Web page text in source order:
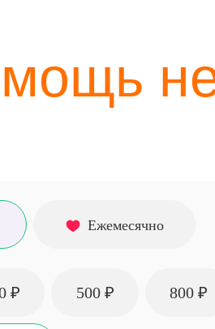
Ежемесячно
₽ 500 ₽ 800 ₽